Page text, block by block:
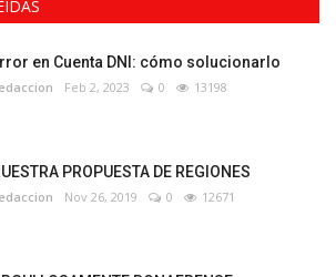
en Cuenta DNI: cómo solucionarlo
Feb 2, 2023 0 13198
PROPUESTA DE REGIONES
Nov 26, 2019 0 12671